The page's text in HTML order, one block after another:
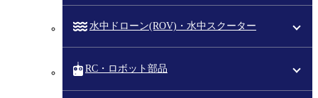
水中ドローン(ROV)・水中スクーター
RC・ロボット部品